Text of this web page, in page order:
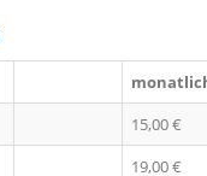
15,00 €
19,00 €